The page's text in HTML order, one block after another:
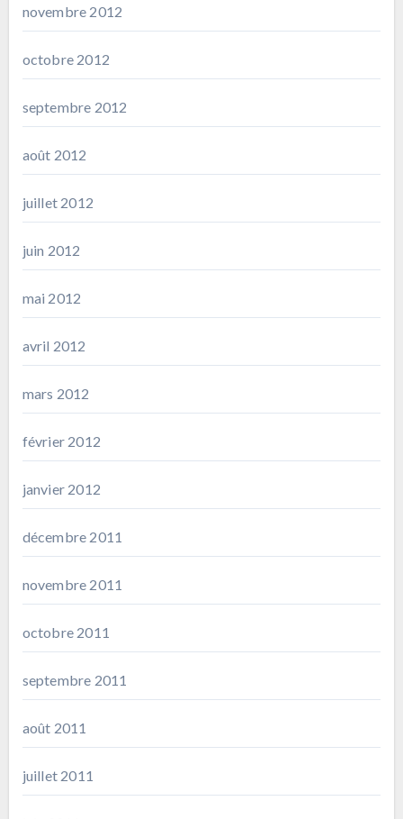
novembre 2012
octobre 2012
septembre 2012
août 2012
juillet 2012
juin 2012
mai 2012
avril 2012
mars 2012
février 2012
janvier 2012
décembre 2011
novembre 2011
octobre 2011
septembre 2011
août 2011
juillet 2011